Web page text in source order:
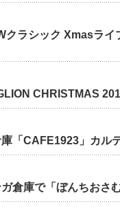
クラシック Xmasラ
CHRISTMAS
庫「CAFE1923」カル
ガ倉庫で「ぼんちお